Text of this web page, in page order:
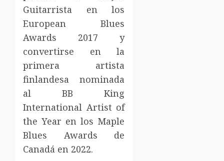
Guitarrista en los
European Blues
Awards 2017 y
convertirse en la
primera artista
finlandesa nominada
al BB King
International Artist of
the Year en los Maple
Blues Awards de
Canadá en 2022.